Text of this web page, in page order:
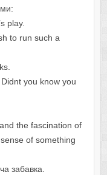
play.
to run such a
you know you
the fascination of
of something
забавка.